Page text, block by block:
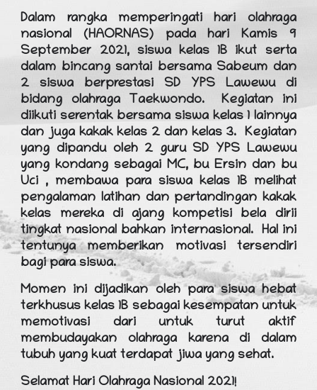
Dalam rangka memperingati hari olahraga
nasional (HAORNAS) pada hari Kamis 9
September 2021, siswa kelas 1B ikut serta
dalam bincang santai bersama Sabeum dan
2 siswa berprestasi SD YPS Lawewu di
bidang olahraga Taekwondo. Kegiatan ini
diikuti serentak bersama siswa kelas 1 lainnya
dan juga kakak kelas 2 dan kelas 3. Kegiatan
yang dipandu oleh 2 guru SD YPS Lawewu
yang kondang sebagai MC, bu Ersin dan bu
Uci , membawa para siswa kelas 1B melihat
pengalaman latihan dan pertandingan kakak
kelas mereka di ajang kompetisi bela dirii
tingkat nasional bahkan internasional. Hal ini
tentunya memberikan motivasi tersendiri
bagi para siswa.
Momen ini dijadikan oleh para siswa hebat
terkhusus kelas 1B sebagai kesempatan untuk
memotivasi dari untuk turut aktif
membudayakan olahraga karena di dalam
tubuh yang kuat terdapat jiwa yang sehat.
Selamat Hari Olahraga Nasional 2021!